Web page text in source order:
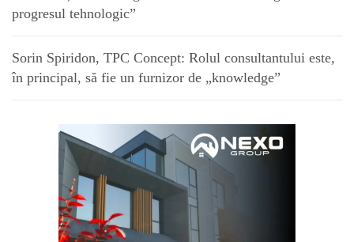
progresul tehnologic”
Sorin Spiridon, TPC Concept: Rolul consultantului este,
în principal, să fie un furnizor de „knowledge”